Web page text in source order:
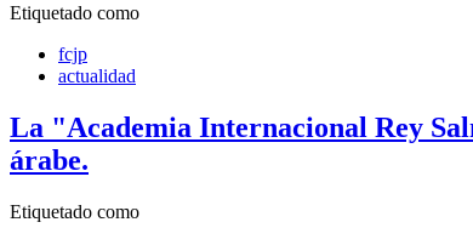
Etiquetado como
fcjp
actualidad
La "Academia Internacional Rey
árabe.
Etiquetado como